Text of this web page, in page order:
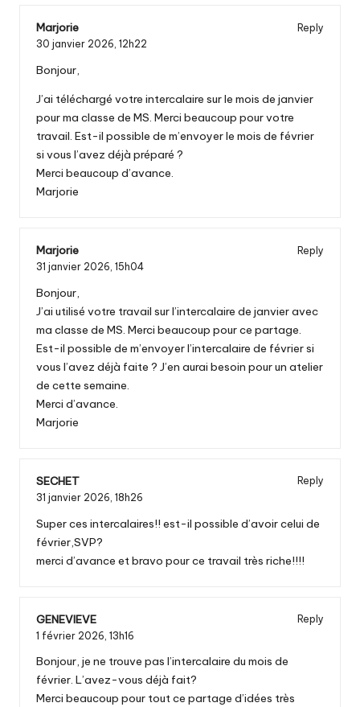
Marjorie
Reply
30 janvier 2026, 12h22
Bonjour,
J’ai téléchargé votre intercalaire sur le mois de janvier
pour ma classe de MS. Merci beaucoup pour votre
travail. Est-il possible de m’envoyer le mois de février
si vous l’avez déjà préparé ?
Merci beaucoup d’avance.
Marjorie
Marjorie
Reply
31 janvier 2026, 15h04
Bonjour,
J’ai utilisé votre travail sur l’intercalaire de janvier avec
ma classe de MS. Merci beaucoup pour ce partage.
Est-il possible de m’envoyer l’intercalaire de février si
vous l’avez déjà faite ? J’en aurai besoin pour un atelier
de cette semaine.
Merci d’avance.
Marjorie
SECHET
Reply
31 janvier 2026, 18h26
Super ces intercalaires!! est-il possible d’avoir celui de
février,SVP?
merci d’avance et bravo pour ce travail très riche!!!!
GENEVIEVE
Reply
1 février 2026, 13h16
Bonjour, je ne trouve pas l’intercalaire du mois de
février. L’avez-vous déjà fait?
Merci beaucoup pour tout ce partage d’idées très